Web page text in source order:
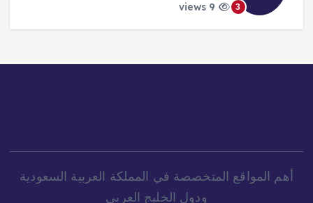
3
أهم المواقع المتخصصة في المملكة العربية السعودية
ودول الخليج العربي